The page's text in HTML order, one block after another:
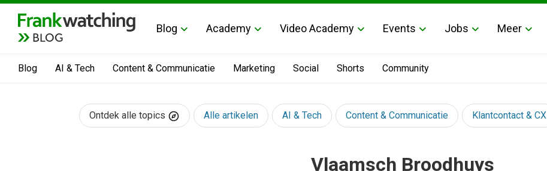
BLOG
Blog Academy Video Academy Events Jobs Meer
Blog AI & Tech Content & Communicatie Marketing Social Shorts Community
Ontdek alle topics Alle artikelen AI & Tech Content & Communicatie Klantcontact & CX
Vlaamsch Broodhuys